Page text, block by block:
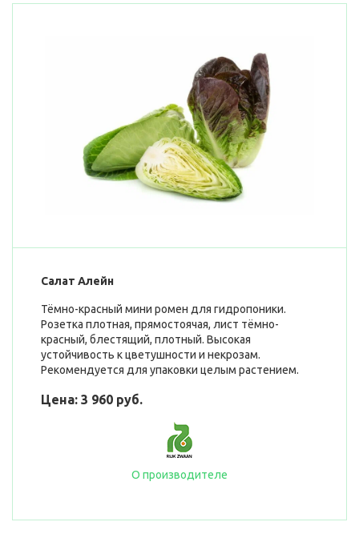
Салат Алейн
Тёмно-красный мини ромен для гидропоники.
Розетка плотная, прямостоячая, лист тёмно-
красный, блестящий, плотный. Высокая
устойчивость к цветушности и некрозам.
Рекомендуется для упаковки целым растением.
Цена: 3 960 руб.
О производителе